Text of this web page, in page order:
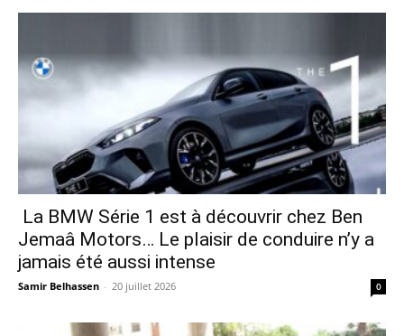
La BMW Série 1 est à découvrir chez Ben
Jemaâ Motors… Le plaisir de conduire n’y a
jamais été aussi intense
Samir Belhassen - 20 juillet 2026 0